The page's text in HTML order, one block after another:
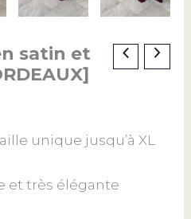
satin et
unique jusqu’à XL
et très élégante